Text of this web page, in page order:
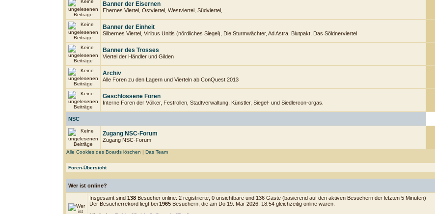
Banner der Eisernen
Ehernes Viertel, Ostviertel, Westviertel, Südviertel,...
Banner der Einheit
Silbernes Viertel, Viribus Unitis (nördliches Siegel), Die Sturmwächter, Ad Astra, Blutpakt, Das Söldnerviertel
Banner des Trosses
Viertel der Händler und Gilden
Archiv
Alle Foren zu den Lagern und Vierteln ab ConQuest 2013
Geschlossene Foren
Interne Foren der Völker, Festrollen, Stadtverwaltung, Künstler, Siegel- und Siedlercon-orgas.
NSC
Zugang NSC-Forum
Zugang NSC-Forum
Alle Cookies des Boards löschen |Das Team
Foren-Übersicht
Wer ist online?
Insgesamt sind138 Besucher online: 2 registrierte, 0 unsichtbare und 136 Gäste (basierend auf den aktiven Besuchern der letzten 5 Minuten)
Der Besucherrekord liegt bei1965 Besuchern, die am Do 19. Mär 2026, 18:54 gleichzeitig online waren.